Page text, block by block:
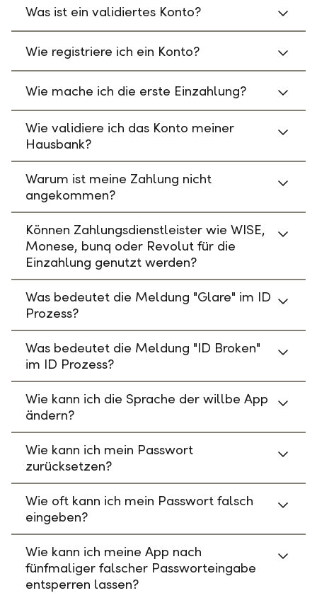
Was ist ein validiertes Konto?
Wie registriere ich ein Konto?
Wie mache ich die erste Einzahlung?
Wie validiere ich das Konto meiner
Hausbank?
Warum ist meine Zahlung nicht
angekommen?
Können Zahlungsdienstleister wie WISE,
Monese, bunq oder Revolut für die
Einzahlung genutzt werden?
Was bedeutet die Meldung "Glare" im ID
Prozess?
Was bedeutet die Meldung "ID Broken"
im ID Prozess?
Wie kann ich die Sprache der willbe App
ändern?
Wie kann ich mein Passwort
zurücksetzen?
Wie oft kann ich mein Passwort falsch
eingeben?
Wie kann ich meine App nach
fünfmaliger falscher Passworteingabe
entsperren lassen?